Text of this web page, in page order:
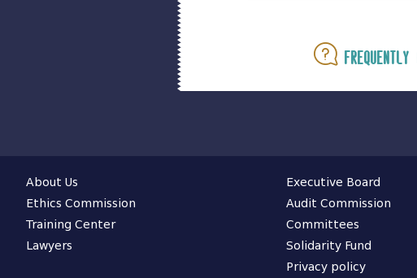
Frequently
About Us
Executive Board
Ethics Commission
Audit Commission
Training Center
Committees
Lawyers
Solidarity Fund
Privacy policy